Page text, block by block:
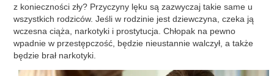
z konieczności zły? Przyczyny lęku są zazwyczaj takie same u
wszystkich rodziców. Jeśli w rodzinie jest dziewczyna, czeka ją
wczesna ciąża, narkotyki i prostytucja. Chłopak na pewno
wpadnie w przestępczość, będzie nieustannie walczył, a także
będzie brał narkotyki.